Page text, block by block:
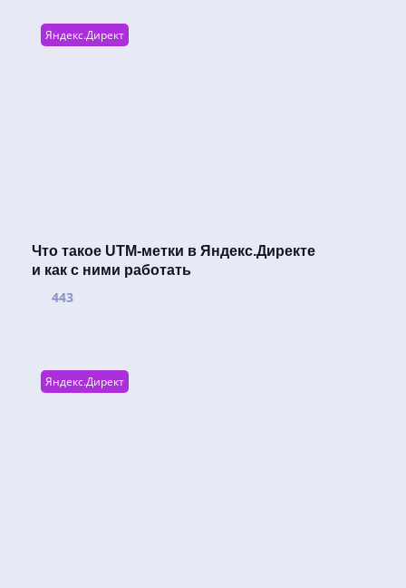
Яндекс.Директ
Что такое UTM-метки в Яндекс.Директе
и как с ними работать
443
Яндекс.Директ